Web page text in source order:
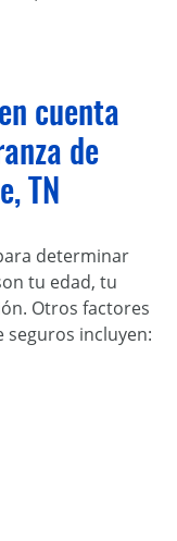
cuenta
de
TN
determinar
tu edad, tu
Otros factores
seguros incluyen: